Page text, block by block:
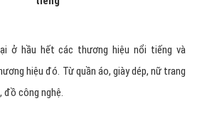
ở hầu hết các thương hiệu nổi tiếng và
hiệu đó. Từ quần áo, giày dép, nữ trang
đồ công nghệ.